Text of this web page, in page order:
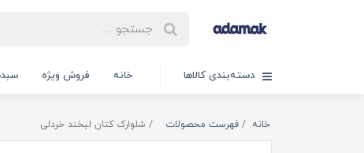
دسته‌بندی کالاها خانه فروش ویژه
خانه فهرست محصولات شلوارک کتان لبخند خردلی